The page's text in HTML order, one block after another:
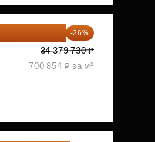
-26%
34 379 730 ₽
700 854 ₽ за м²